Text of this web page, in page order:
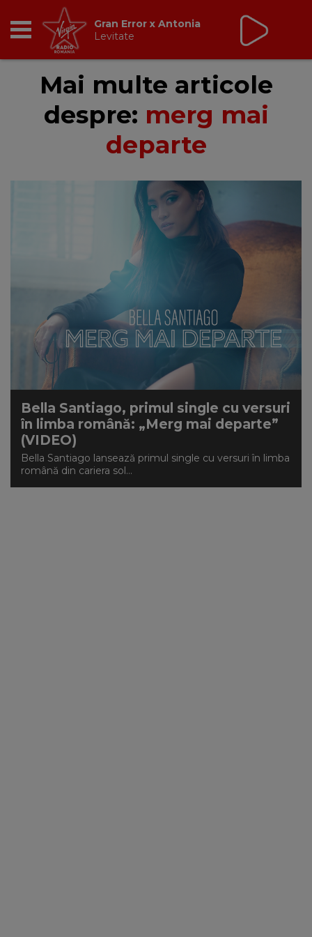
RADIO
BREAKFAST
DANCEFLOOR CHART
RADIO ACADEMY
NEWS
CONTUL MEU
Gran Error x Antonia
Levitate
Mai multe articole
despre: merg mai
departe
Bella Santiago, primul single cu versuri
în limba română: „Merg mai departe”
(VIDEO)
Bella Santiago lansează primul single cu versuri în limba
română din cariera sol...